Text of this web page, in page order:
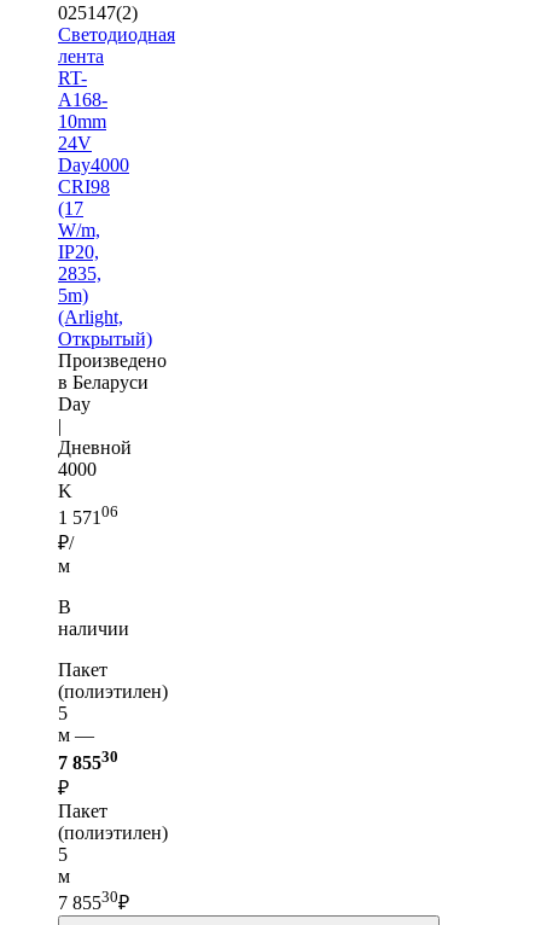
025147(2)
Светодиодная
лента
RT-
A168-
10mm
24V
Day4000
CRI98
(17
W/m,
IP20,
2835,
5m)
(Arlight,
Открытый)
Произведено
в Беларуси
Day
|
Дневной
4000
K
1 571 06
₽/
м
В
наличии
Пакет
(полиэтилен)
5
м —
7 85530
₽
Пакет
(полиэтилен)
5
м
7 85530₽